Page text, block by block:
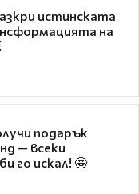
истинската
на
подарък
— всеки
го искал! 🤩